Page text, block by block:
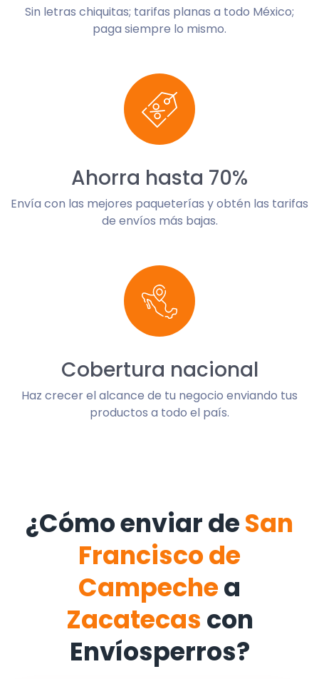
Sin letras chiquitas; tarifas planas a todo México;
paga siempre lo mismo.
Ahorra hasta 70%
Envía con las mejores paqueterías y obtén las tarifas
de envíos más bajas.
Cobertura nacional
Haz crecer el alcance de tu negocio enviando tus
productos a todo el país.
¿Cómo enviar deSan
Francisco de
Campechea
Zacatecas con
Envíosperros?